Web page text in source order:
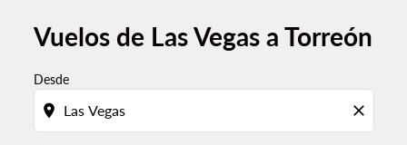
Vuelos de Las Vegas a Torreón
Desde
location_on close